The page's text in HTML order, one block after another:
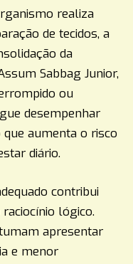
realiza
de tecidos, a
da
Sabbag Junior,
ou
desempenhar
aumenta o risco
diário.
contribui
lógico.
apresentar
e menor